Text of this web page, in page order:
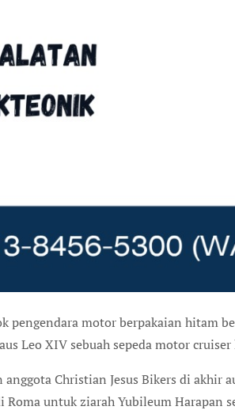
pengendara motor berpakaian hitam
Leo XIV sebuah sepeda motor
anggota Christian Jesus Bikers di akhir
untuk ziarah Yubileum Harapan